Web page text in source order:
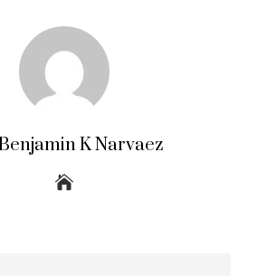
K Narvaez